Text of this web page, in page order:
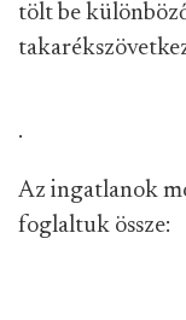
tölt be
.
Az ingatlanok
foglaltuk össze: